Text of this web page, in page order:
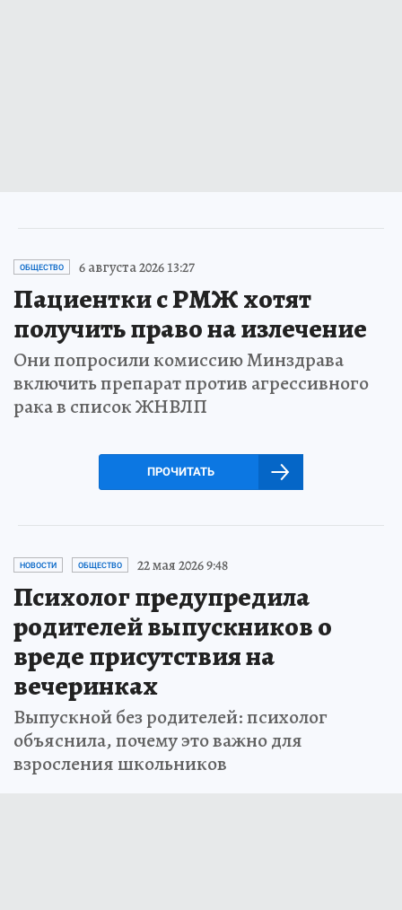
ОБЩЕСТВО 6 августа 2026 13:27
Пациентки с РМЖ хотят
получить право на излечение
Они попросили комиссию Минздрава
включить препарат против агрессивного
рака в список ЖНВЛП
ПРОЧИТАТЬ
НОВОСТИ ОБЩЕСТВО 22 мая 2026 9:48
Психолог предупредила
родителей выпускников о
вреде присутствия на
вечеринках
Выпускной без родителей: психолог
объяснила, почему это важно для
взросления школьников